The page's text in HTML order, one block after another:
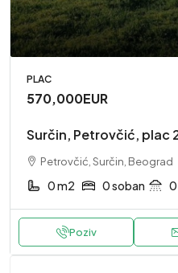
PLAC
570,000EUR
Surčin, Petrovčić, plac
Petrovčić, Surčin, Beograd
0 m2 0 soban 0
Poziv